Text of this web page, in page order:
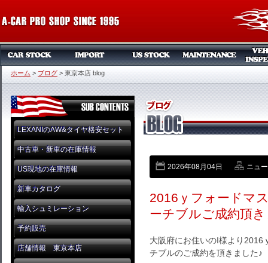
ホーム > ブログ > 東京本店 blog
LEXANIのAW&タイヤ格安セット
中古車・新車の在庫情報
US現地の在庫情報
新車カタログ
輸入シュミレーション
予約販売
店舗情報 東京本店
2026年08月04日 ニュ
2016ｙフォードマ
ーチブルご成約頂
大阪府にお住いのI様より2016
チブルのご成約を頂きました♪